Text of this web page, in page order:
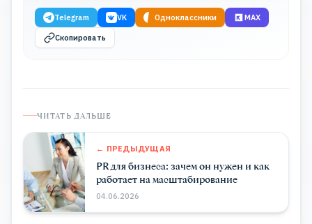
Telegram VK Одноклассники MAX
Скопировать
ЧИТАТЬ ДАЛЬШЕ
← ПРЕДЫДУЩАЯ
PR для бизнеса: зачем он нужен и как
работает на масштабирование
04.06.2026